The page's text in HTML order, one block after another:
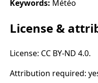
Keywords: Météo
License &
License: CC BY-ND 4.0.
Attribution required: